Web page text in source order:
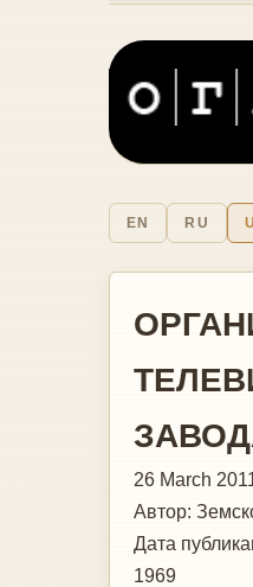
EN RU
26 March
Автор:
Дата
1969